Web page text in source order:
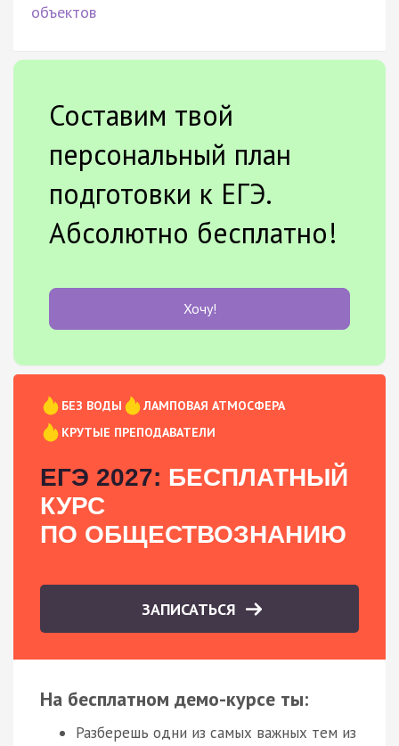
объектов
Составим твой
персональный план
подготовки к ЕГЭ.
Абсолютно бесплатно!
Хочу!
БЕЗ ВОДЫ
ЛАМПОВАЯ АТМОСФЕРА
КРУТЫЕ ПРЕПОДАВАТЕЛИ
ЕГЭ 2027: БЕСПЛАТНЫЙ
КУРС
ПО ОБЩЕСТВОЗНАНИЮ
ЗАПИСАТЬСЯ
На бесплатном демо-курсе ты:
Разберешь одни из самых важных тем из